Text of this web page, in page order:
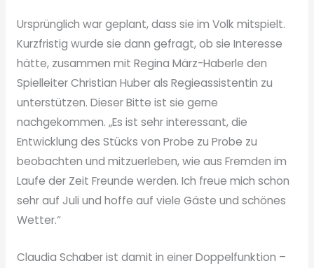
Ursprünglich war geplant, dass sie im Volk mitspielt.
Kurzfristig wurde sie dann gefragt, ob sie Interesse
hätte, zusammen mit Regina März-Haberle den
Spielleiter Christian Huber als Regieassistentin zu
unterstützen. Dieser Bitte ist sie gerne
nachgekommen. „Es ist sehr interessant, die
Entwicklung des Stücks von Probe zu Probe zu
beobachten und mitzuerleben, wie aus Fremden im
Laufe der Zeit Freunde werden. Ich freue mich schon
sehr auf Juli und hoffe auf viele Gäste und schönes
Wetter.“
Claudia Schaber ist damit in einer Doppelfunktion –